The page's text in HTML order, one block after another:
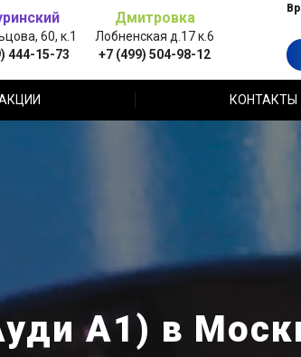
60, к.1
444-15-73
Дмитровка
Лобненская д.17 к.6
+7 (499) 504-98-12
КОНТАКТЫ
А1) в